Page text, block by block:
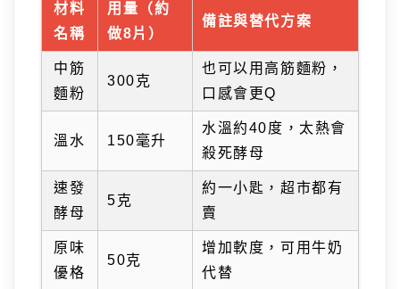
材料
名稱
用量（約
做8片）
備註與替代方案
中筋
麵粉
300克
也可以用高筋麵粉，
口感會更Q
溫水 150毫升
水溫約40度，太熱會
殺死酵母
速發
酵母
5克
約一小匙，超市都有
賣
原味
優格
50克
增加軟度，可用牛奶
代替